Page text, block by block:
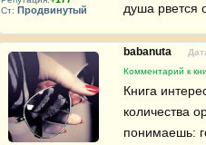
Ст: Продвинутый душа рвется
babanuta
Комментарий к
Книга
количества
понимаешь: